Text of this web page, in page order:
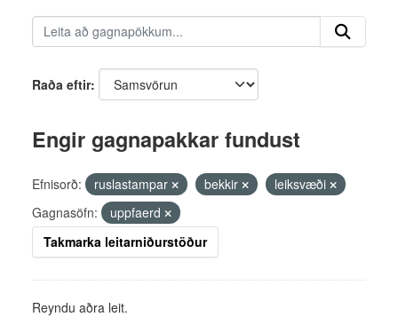
Raða eftir
Engir gagnapakkar fundust
Efnisorð: ruslastampar bekkir
leiksvæði
Gagnasöfn:
uppfaerd
Takmarka leitarniðurstöður
Reyndu aðra leit.